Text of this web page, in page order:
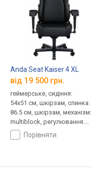
Anda Seat Kaiser 4 XL
від 19 500 грн.
геймерське, сидіння:
54x51 см, шкірзам, спинка:
86.5 см, шкірзам, механізм:
multiblock, регулювання:
нахилу, висоти, жорсткості
порівняти